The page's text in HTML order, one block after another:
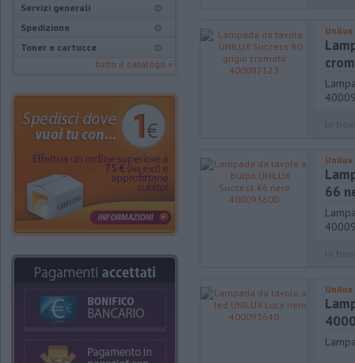
Servizi generali
Spedizione
Toner e cartucce
tutto il catalogo »
Unilux
Unilux
66
Unilux